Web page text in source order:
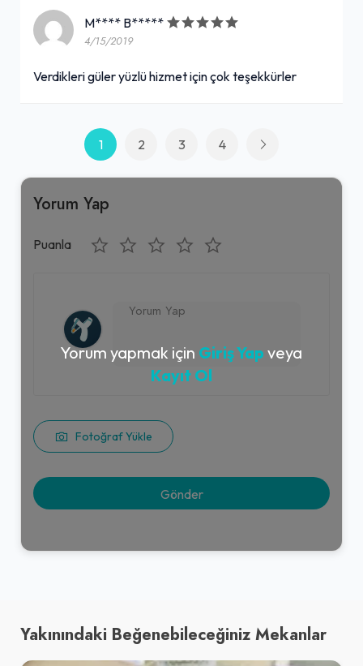
M**** B*****
4/15/2019
Verdikleri güler yüzlü hizmet için çok teşekkürler
1 2 3 4
Yorum Yap
Puanla
Fotoğraf Yükle
Yorum yapmak için Giriş Yap veya
Kayıt Ol
Yakınındaki Beğenebileceğiniz Mekanlar